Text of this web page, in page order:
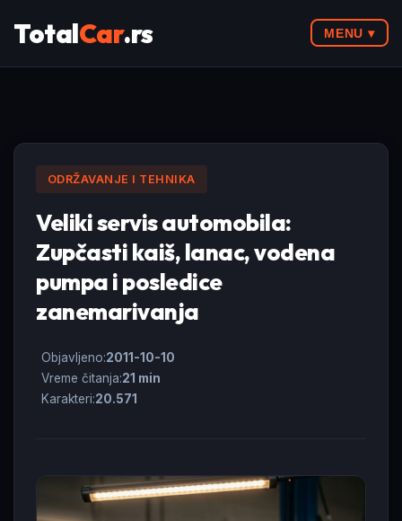
TotalCar.rs MENU ▾
ODRŽAVANJE I TEHNIKA
Veliki servis automobila:
Zupčasti kaiš, lanac, vodena
pumpa i posledice
zanemarivanja
Objavljeno:2011-10-10
Vreme čitanja:21 min
Karakteri:20.571